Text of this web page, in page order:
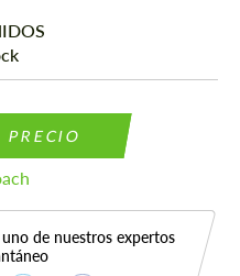
de nuestros expertos